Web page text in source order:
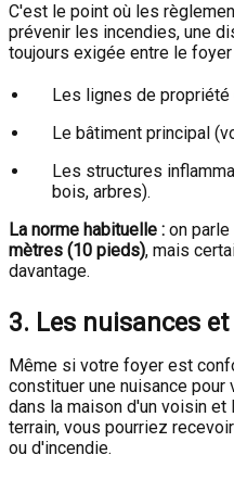
C'est le point où les
prévenir les incendies, une
toujours exigée entre le foyer
Les lignes de propriété
Le bâtiment principal
Les structures
bois, arbres).
La norme habituelle : on
mètres (10 pieds), mais
davantage.
3. Les nuisances
Même si votre foyer est
constituer une nuisance
dans la maison d'un voisin
terrain, vous pourriez
ou d'incendie.